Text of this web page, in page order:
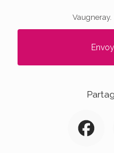
Vaugneray.